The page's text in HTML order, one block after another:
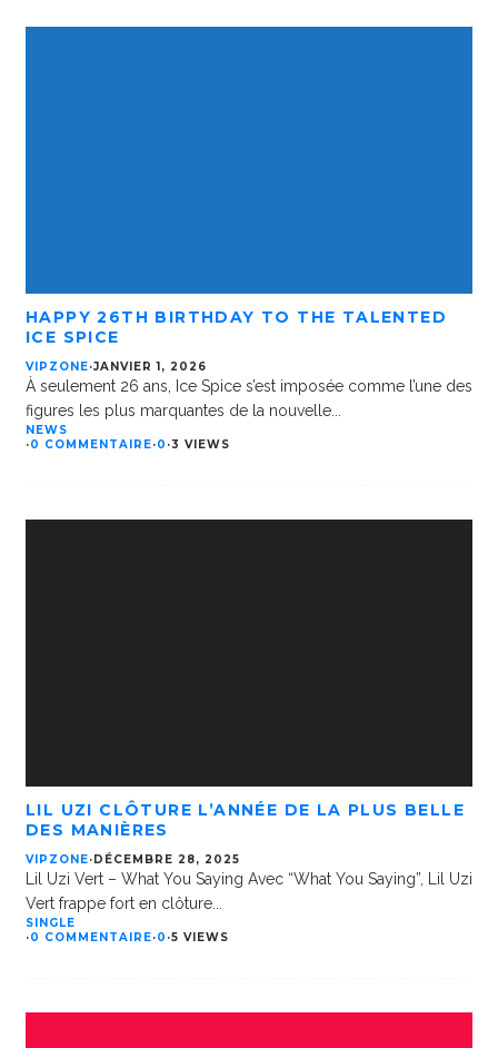
HAPPY 26TH BIRTHDAY TO THE TALENTED
ICE SPICE
VIPZONE·JANVIER 1, 2026
À seulement 26 ans, Ice Spice s’est imposée comme l’une des
figures les plus marquantes de la nouvelle
NEWS
·0 COMMENTAIRE·0 ·3 VIEWS
LIL UZI CLÔTURE L’ANNÉE DE LA PLUS BELLE
DES MANIÈRES
VIPZONE· DÉCEMBRE 28, 2025
Lil Uzi Vert – What You Saying Avec “What You Saying”, Lil Uzi
Vert frappe fort en clôture...
SINGLE
·0 COMMENTAIRE·0 ·5 VIEWS